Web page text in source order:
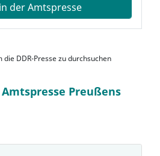
der Amtspresse
die DDR-Presse zu durchsuchen
Preußens